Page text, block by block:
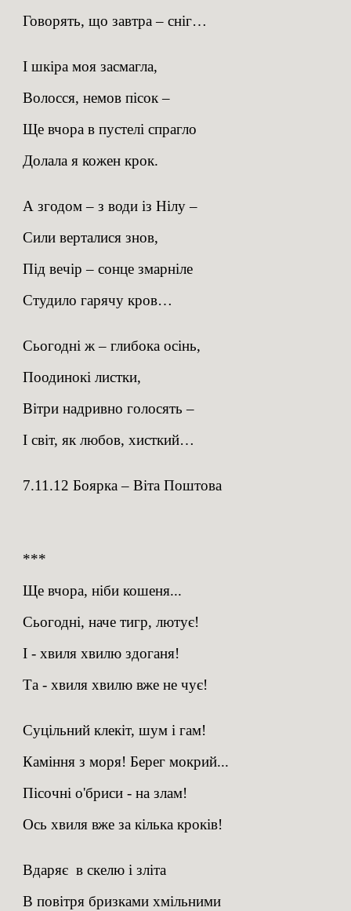
Говорять, що завтра – сніг…
І шкіра моя засмагла,
Волосся, немов пісок –
Ще вчора в пустелі спрагло
Долала я кожен крок.
А згодом – з води із Нілу –
Сили верталися знов,
Під вечір – сонце змарніле
Студило гарячу кров…
Сьогодні ж – глибока осінь,
Поодинокі листки,
Вітри надривно голосять –
І світ, як любов, хисткий…
7.11.12 Боярка – Віта Поштова
***
Ще вчора, ніби кошеня...
Сьогодні, наче тигр, лютує!
І - хвиля хвилю здоганя!
Та - хвиля хвилю вже не чує!
Суцільний клекіт, шум і гам!
Каміння з моря! Берег мокрий...
Пісочні о'бриси - на злам!
Ось хвиля вже за кілька кроків!
Вдаряє в скелю і зліта
В повітря бризками хмільними